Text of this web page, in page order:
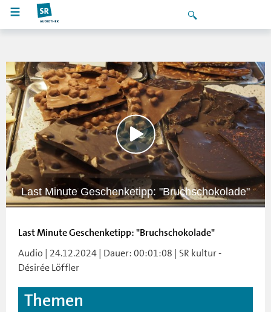
Last Minute Geschenketipp: "Bruchschokolade"
Last Minute Geschenketipp: "Bruchschokolade"
Audio | 24.12.2024 | Dauer: 00:01:08 | SR kultur -
Désirée Löffler
Themen